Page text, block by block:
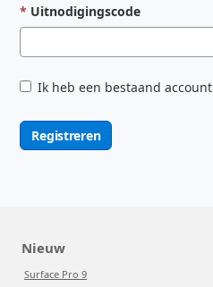
Uitnodigingscode
Ik heb een bestaand account
Registreren
Nieuw
Surface Pro 9